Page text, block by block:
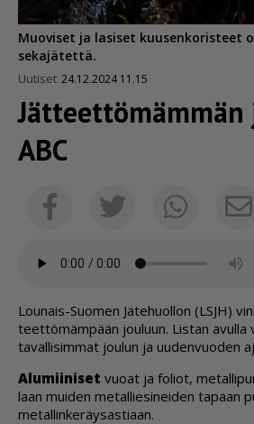
Muoviset ja lasiset kuusenkoristeet
sekajätettä.
Uutiset 24.12.2024 11.15
ABC
FacebookTwitter
Lou­nais-Suo­men Jä­te­huol­lon (LSJH)
teet­tö­mäm­pään jou­luun. Lis­tan avul­la
ta­val­li­sim­mat jou­lun ja uu­den­vuo­den
Alu­mii­ni­set vuo­at ja fo­li­ot,
laan mui­den me­tal­lie­si­nei­den ta­paan
me­tal­lin­ke­räy­sas­ti­aan.